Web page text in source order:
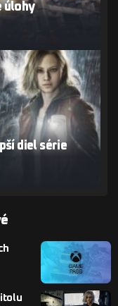
úlohy
diel série